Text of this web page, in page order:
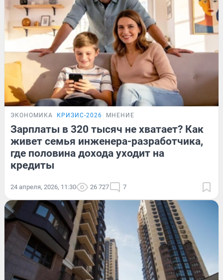
ЭКОНОМИКА КРИЗИС-2026 МНЕНИЕ
Зарплаты в 320 тысяч не хватает? Как
живет семья инженера-разработчика,
где половина дохода уходит на
кредиты
24 апреля, 2026, 11:30 26 727 7